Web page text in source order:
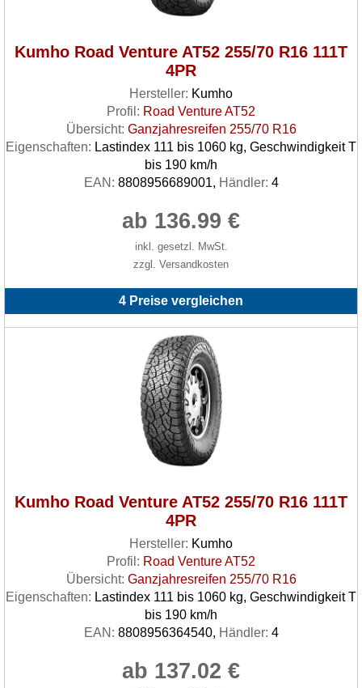
Kumho Road Venture AT52 255/70 R16 111T
4PR
Hersteller: Kumho
Profil: Road Venture AT52
Übersicht: Ganzjahresreifen 255/70 R16
Eigenschaften: Lastindex 111 bis 1060 kg, Geschwindigkeit T
bis 190 km/h
EAN: 8808956689001, Händler: 4
ab 136.99 €
inkl. gesetzl. MwSt.
zzgl. Versandkosten
4 Preise vergleichen
Kumho Road Venture AT52 255/70 R16 111T
4PR
Hersteller: Kumho
Profil: Road Venture AT52
Übersicht: Ganzjahresreifen 255/70 R16
Eigenschaften: Lastindex 111 bis 1060 kg, Geschwindigkeit T
bis 190 km/h
EAN: 8808956364540, Händler: 4
ab 137.02 €